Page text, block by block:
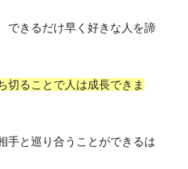
できるだけ早く好きな人を諦
切ることで人は成長できま
手と巡り合うことができるは